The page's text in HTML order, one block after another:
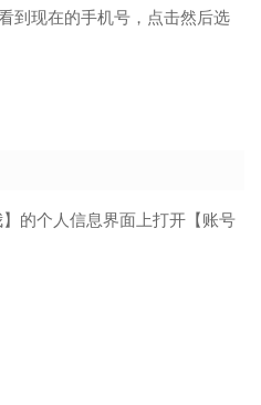
到现在的手机号，点击然后选
的个人信息界面上打开【账号